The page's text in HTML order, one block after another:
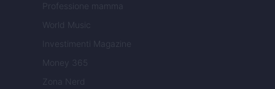
Professione mamma
World Music
Investimenti Magazine
Money 365
Zona Nerd